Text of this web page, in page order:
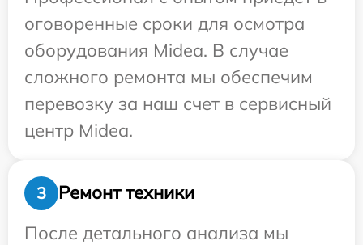
оговоренные сроки для осмотра
оборудования Midea. В случае
сложного ремонта мы обеспечим
перевозку за наш счет в сервисный
центр Midea.
3
Ремонт техники
После детального анализа мы